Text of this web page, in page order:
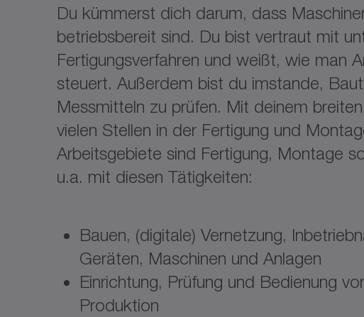
Du kümmerst dich darum, dass
betriebsbereit sind. Du bist vertraut mit
Fertigungsverfahren und weißt, wie man
steuert. Außerdem bist du imstande,
Messmitteln zu prüfen. Mit deinem
vielen Stellen in der Fertigung und
Arbeitsgebiete sind Fertigung, Montage
u.a. mit diesen Tätigkeiten:
Bauen, (digitale) Vernetzung,
Geräten, Maschinen und Anlagen
Einrichtung, Prüfung und Bedienung
Produktion